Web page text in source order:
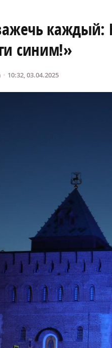
синим!»
10:32, 03.04.2025